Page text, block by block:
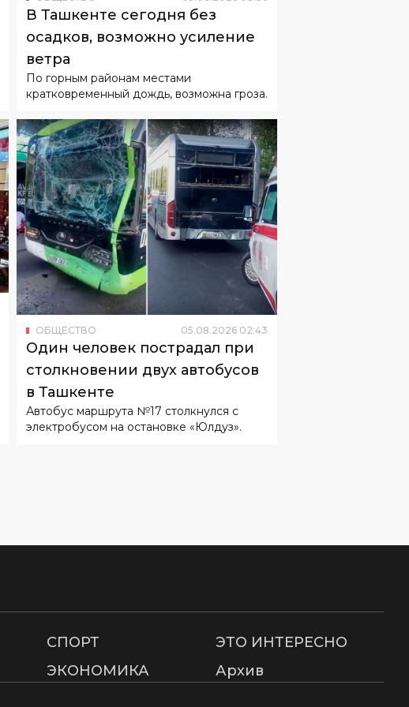
По горным районам местами
ОБЩЕСТВО 08 2026 02:43
Один человек пострадал при
столкновении двух автобусов
в Ташкенте
Автобус маршрута №17 столкнулся с
электробусом на остановке «Юлдуз».
СПОРТ
ЭТО ИНТЕРЕСНО
ЭКОНОМИКА Архив